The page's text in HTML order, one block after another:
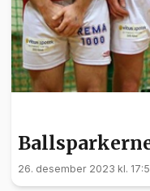
26. desember 2023 kl.